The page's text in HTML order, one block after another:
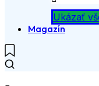
Ukázať
Magazín